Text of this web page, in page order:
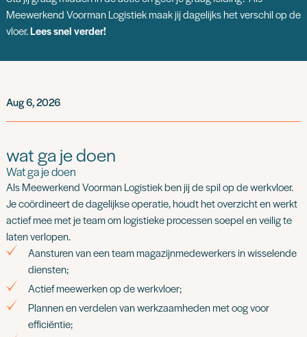
Meewerkend Voorman Logistiek maak jij dagelijks het verschil op de
vloer.Lees snel verder!
Aug 6, 2026
wat ga je doen
Wat ga je doen
Als Meewerkend Voorman Logistiek ben jij de spil op de werkvloer.
Je coördineert de dagelijkse operatie, houdt het overzicht en werkt
actief mee met je team om logistieke processen soepel en veilig te
laten verlopen.
Aansturen van een team magazijnmedewerkers in wisselende
diensten;
Actief meewerken op de werkvloer;
Plannen en verdelen van werkzaamheden met oog voor
efficiëntie;